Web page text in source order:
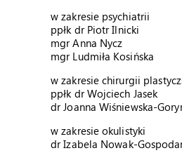
w zakresie psychiatrii
ppłk dr Piotr Ilnicki
mgr Anna Nycz
mgr Ludmiła Kosińska
w zakresie chirurgii
ppłk dr Wojciech Jasek
dr Joanna Wiśniewska-
w zakresie okulistyki
dr Izabela Nowak-